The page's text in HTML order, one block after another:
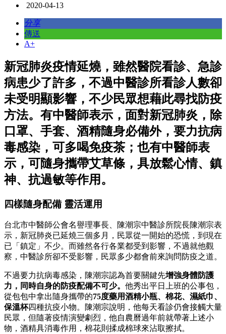
2020-04-13
分享
傳送
A+
新冠肺炎疫情延燒，雖然醫院看診、急診
病患少了許多，不過中醫診所看診人數卻
未受明顯影響，不少民眾想藉此尋找防疫
方法。有中醫師表示，面對新冠肺炎，除
口罩、手套、酒精隨身必備外，要力抗病
毒感染，可多喝免疫茶；也有中醫師表
示，可隨身攜帶艾草條，具放鬆心情、鎮
神、抗過敏等作用。
四樣隨身配備 靈活運用
台北市中醫師公會名譽理事長、陳潮宗中醫診所院長陳潮宗表
示，新冠肺炎已延燒三個多月，民眾從一開始的恐慌，到現在
已「鎮定」不少。而雖然各行各業都受到影響，不過就他觀
察，中醫診所卻不受影響，民眾多少都會前來詢問防疫之道。
不過要力抗病毒感染，陳潮宗認為首要關鍵先增強身體防護
力，同時自身的防疫配備不可少。 他秀出平日上班的公事包，
從包包中拿出隨身攜帶的75度藥用酒精小瓶、棉花、濕紙巾、
保溫杯四種抗疫小物。陳潮宗說明，他每天看診仍會接觸大量
民眾，但隨著疫情演變劇烈，他自農曆過年前就帶著上述小
物，酒精具消毒作用，棉花則揉成棉球來沾取擦拭。